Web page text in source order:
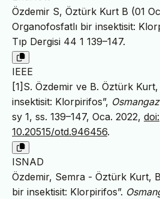
Özdemir S, Öztürk Kurt B (01
Organofosfatlı bir insektisit:
Tıp Dergisi 44 1 139–147.
IEEE
[1]S. Özdemir ve B. Öztürk
insektisit: Klorpirifos”,
sy 1, ss. 139–147, Oca. 2022, doi:
10.20515/otd.946456.
ISNAD
Özdemir, Semra - Öztürk Kurt,
bir insektisit: Klorpirifos”.